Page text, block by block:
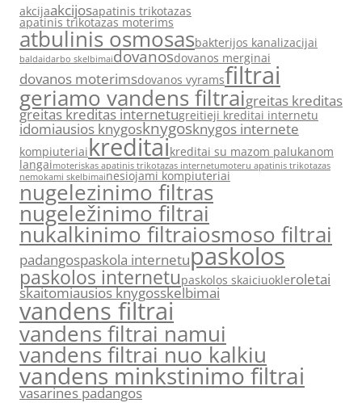
akcijaakcijosapatinis trikotazas
apatinis trikotazas moterims
atbulinis osmosasbakterijos kanalizacijai
baldaidarbo skelbimaidovanosdovanos merginai
dovanos moterimsdovanos vyramsfiltrai
geriamo vandens filtraigreitas kreditas
greitas kreditas internetugreitieji kreditai internetu
idomiausios knygosknygosknygos internete
kompiuteriaikreditaikreditai su mazom palukanom
langaimoteriskas apatinis trikotazas internetumoteru apatinis trikotazas
nemokami skelbimainesiojami kompiuteriai
nugelezinimo filtras
nugeležinimo filtrai
nukalkinimo filtraiosmoso filtrai
padangospaskola internetupaskolos
paskolos internetupaskolos skaiciuokleroletai
skaitomiausios knygosskelbimai
vandens filtrai
vandens filtrai namui
vandens filtrai nuo kalkiu
vandens minkstinimo filtrai
vasarines padangos